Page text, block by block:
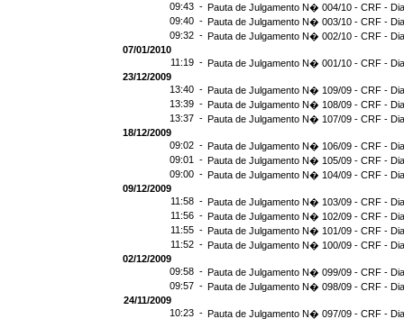
09:43 - Pauta de Julgamento N� 004/10 - CRF -
09:40 - Pauta de Julgamento N� 003/10 - CRF -
09:32 - Pauta de Julgamento N� 002/10 - CRF -
07/01/2010
11:19 - Pauta de Julgamento N� 001/10 - CRF -
23/12/2009
13:40 - Pauta de Julgamento N� 109/09 - CRF -
13:39 - Pauta de Julgamento N� 108/09 - CRF -
13:37 - Pauta de Julgamento N� 107/09 - CRF -
18/12/2009
09:02 - Pauta de Julgamento N� 106/09 - CRF -
09:01 - Pauta de Julgamento N� 105/09 - CRF -
09:00 - Pauta de Julgamento N� 104/09 - CRF -
09/12/2009
11:58 - Pauta de Julgamento N� 103/09 - CRF -
11:56 - Pauta de Julgamento N� 102/09 - CRF -
11:55 - Pauta de Julgamento N� 101/09 - CRF -
11:52 - Pauta de Julgamento N� 100/09 - CRF -
02/12/2009
09:58 - Pauta de Julgamento N� 099/09 - CRF -
09:57 - Pauta de Julgamento N� 098/09 - CRF -
24/11/2009
10:23 - Pauta de Julgamento N� 097/09 - CRF -